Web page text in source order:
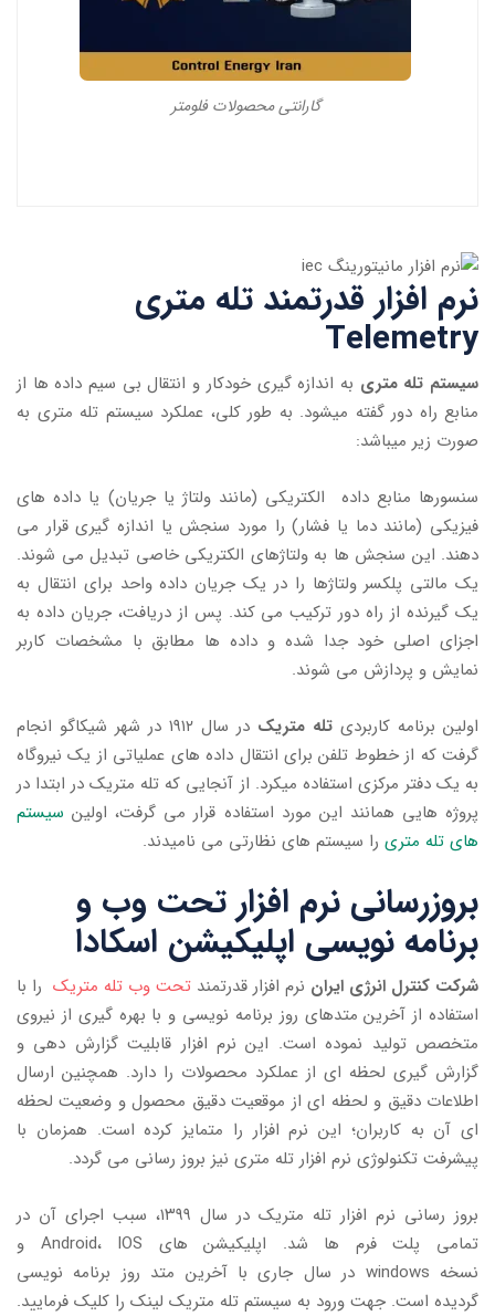
گارانتی محصولات فلومتر
نرم افزار قدرتمند تله متری
Telemetry
سیستم تله متری به اندازه گیری خودکار و انتقال بی سیم داده ها از
منابع راه دور گفته میشود. به طور کلی، عملکرد سیستم تله متری به
صورت زیر میباشد:
سنسورها منابع داده الکتریکی (مانند ولتاژ یا جریان) یا داده های
فیزیکی (مانند دما یا فشار) را مورد سنجش یا اندازه گیری قرار می
دهند. این سنجش ها به ولتاژهای الکتریکی خاصی تبدیل می شوند.
یک مالتی پلکسر ولتاژها را در یک جریان داده واحد برای انتقال به
یک گیرنده از راه دور ترکیب می کند. پس از دریافت، جریان داده به
اجزای اصلی خود جدا شده و داده ها مطابق با مشخصات کاربر
نمایش و پردازش می شوند.
اولین برنامه کاربردی تله متریک
در سال ۱۹۱۲ در شهر شیکاگو انجام
گرفت که از خطوط تلفن برای انتقال داده های عملیاتی از یک نیروگاه
به یک دفتر مرکزی استفاده میکرد. از آنجایی که تله متریک در ابتدا در
پروژه هایی همانند این مورد استفاده قرار می گرفت، اولین سیستم
های تله متری را سیستم های نظارتی می نامیدند.
بروزرسانی نرم افزار تحت وب و
برنامه نویسی اپلیکیشن اسکادا
شرکت کنترل انرژی ایران نرم افزار قدرتمند تحت وب تله متریک را با
استفاده از آخرین متدهای روز برنامه نویسی و با بهره گیری از نیروی
متخصص تولید نموده است. این نرم افزار قابلیت گزارش دهی و
گزارش گیری لحظه ای از عملکرد محصولات را دارد. همچنین ارسال
اطلاعات دقیق و لحظه ای از موقعیت دقیق محصول و وضعیت لحظه
ای آن به کاربران؛ این نرم افزار را متمایز کرده است. همزمان با
پیشرفت تکنولوژی نرم افزار تله متری نیز بروز رسانی می گردد.
بروز رسانی نرم افزار تله متریک در سال ۱۳۹۹، سبب اجرای آن در
تمامی پلت فرم ها شد. اپلیکیشن های Android، IOS و
نسخه windows در سال جاری با آخرین متد روز برنامه نویسی
گردیده است. جهت ورود به سیستم تله متریک لینک را کلیک فرمایید.